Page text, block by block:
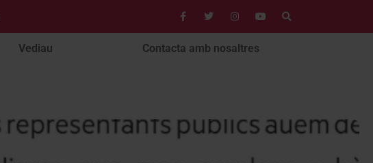
Vediau Contacta amb nosaltres